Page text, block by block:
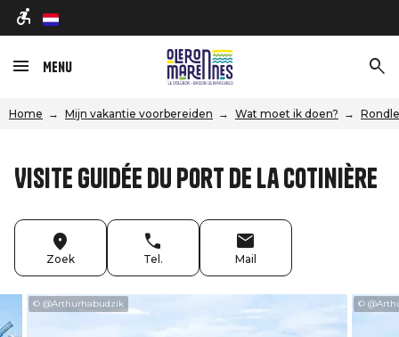
nl
Menu
Home Mijn vakantie voorbereiden Wat moet ik doen?
Visite guidée du port de la Cotinière
Zoek Tel. Mail
© @Arthurhabudzik ©